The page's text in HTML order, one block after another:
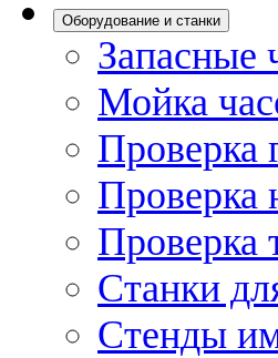
Оборудование и станки
Запасные
Мойка
Проверка
Проверка
Проверка
Станки
Стенды